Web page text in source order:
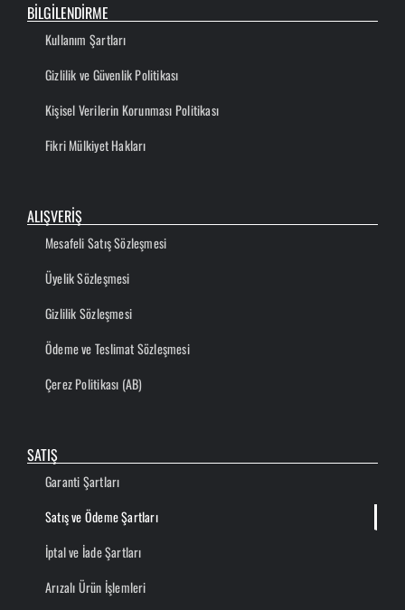
BİLGİLENDİRME
Kullanım Şartları
Gizlilik ve Güvenlik Politikası
Kişisel Verilerin Korunması Politikası
Fikri Mülkiyet Hakları
ALIŞVERİŞ
Mesafeli Satış Sözleşmesi
Üyelik Sözleşmesi
Gizlilik Sözleşmesi
Ödeme ve Teslimat Sözleşmesi
Çerez Politikası (AB)
SATIŞ
Garanti Şartları
Satış ve Ödeme Şartları
İptal ve İade Şartları
Arızalı Ürün İşlemleri